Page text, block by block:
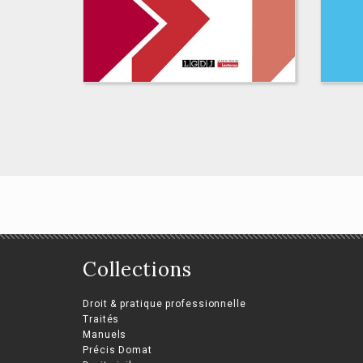
affaires
Descamps
Collections
Droit & pratique professionnelle
Traités
Manuels
Précis Domat